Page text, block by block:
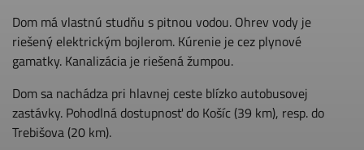
Dom má vlastnú studňu s pitnou vodou. Ohrev vody je
riešený elektrickým bojlerom. Kúrenie je cez plynové
gamatky. Kanalizácia je riešená žumpou.
Dom sa nachádza pri hlavnej ceste blízko autobusovej
zastávky. Pohodlná dostupnosť do Košíc (39 km), resp. do
Trebišova (20 km).